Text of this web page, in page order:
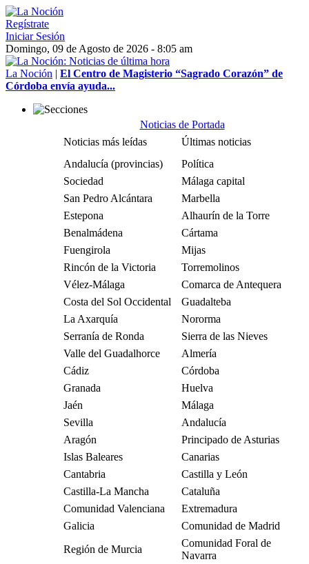
Regístrate
Iniciar Sesión
Domingo, 09 de Agosto de 2026 - 8:05 am
La Noción | El Centro de Magisterio “Sagrado Corazón” de
Córdoba envía ayuda...
Noticias de Portada
Noticias más leídas
Últimas noticias
Andalucía (provincias)
Política
Sociedad
Málaga capital
San Pedro Alcántara
Marbella
Estepona
Alhaurín de la Torre
Benalmádena
Cártama
Fuengirola
Mijas
Rincón de la Victoria
Torremolinos
Vélez-Málaga
Comarca de Antequera
Costa del Sol Occidental
Guadalteba
La Axarquía
Nororma
Serranía de Ronda
Sierra de las Nieves
Valle del Guadalhorce
Almería
Cádiz
Córdoba
Granada
Huelva
Jaén
Málaga
Sevilla
Andalucía
Aragón
Principado de Asturias
Islas Baleares
Canarias
Cantabria
Castilla y León
Castilla-La Mancha
Cataluña
Comunidad Valenciana
Extremadura
Galicia
Comunidad de Madrid
Región de Murcia
Comunidad Foral de
Navarra